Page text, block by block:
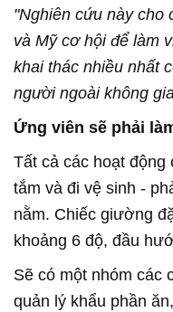
"Nghiên cứu này cho
và Mỹ cơ hội để làm
khai thác nhiều nhất
người ngoài không
Ứng viên sẽ phải
Tất cả các hoạt động
tắm và đi vệ sinh -
nằm. Chiếc giường
khoảng 6 độ, đầu
Sẽ có một nhóm các
quản lý khẩu phần